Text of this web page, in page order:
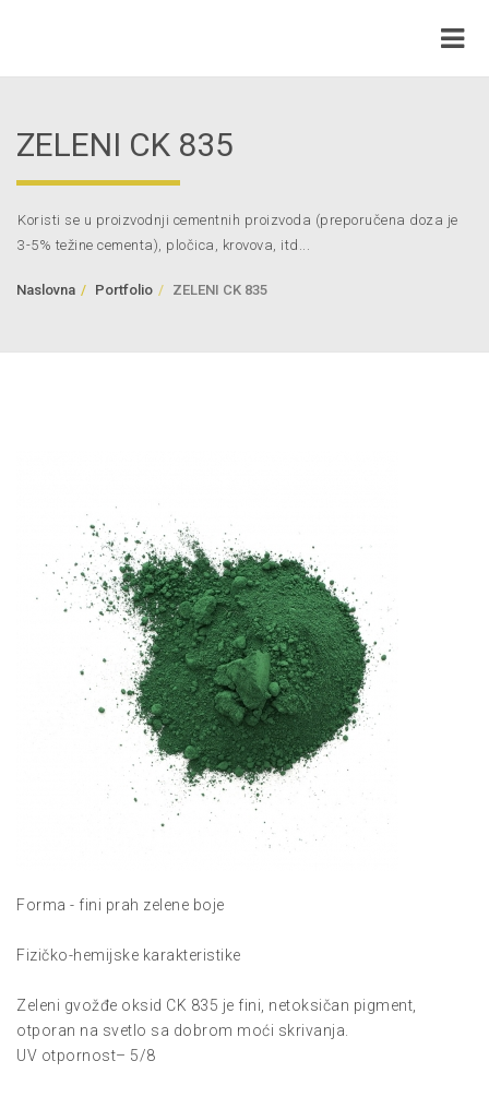
ZELENI CK 835
Koristi se u proizvodnji cementnih proizvoda (preporučena doza je
3-5% težine cementa), pločica, krovova, itd...
Naslovna Portfolio ZELENI CK 835
Forma - fini prah zelene boje
Fizičko-hemijske karakteristike
Zeleni gvožđe oksid CK 835 je fini, netoksičan pigment,
otporan na svetlo sa dobrom moći skrivanja.
UV otpornost– 5/8